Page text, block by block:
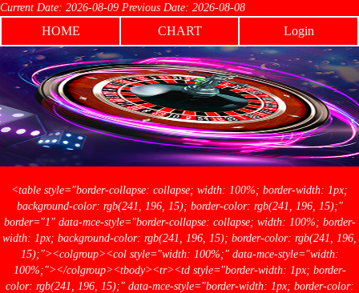
Current Date: 2026-08-09 Previous Date: 2026-08-08
HOME CHART Login
<table style="border-collapse: collapse; width: 100%; border-width: 1px;
background-color: rgb(241, 196, 15); border-color: rgb(241, 196, 15);"
border="1" data-mce-style="border-collapse: collapse; width: 100%; border-
width: 1px; background-color: rgb(241, 196, 15); border-color: rgb(241, 196,
15);"><colgroup><col style="width: 100%;" data-mce-style="width:
100%;"></colgroup><tbody><tr><td style="border-width: 1px; border-
color: rgb(241, 196, 15);" data-mce-style="border-width: 1px; border-color: